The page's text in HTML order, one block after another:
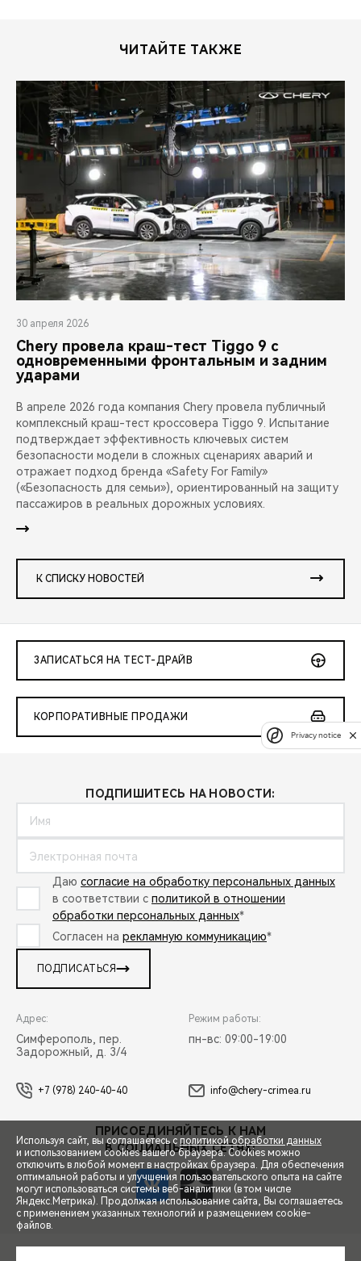
ЧИТАЙТЕ ТАКЖЕ
30 апреля 2026
Chery провела краш-тест Tiggo 9 с
одновременными фронтальным и задним
ударами
В апреле 2026 года компания Chery провела публичный
комплексный краш-тест кроссовера Tiggo 9. Испытание
подтверждает эффективность ключевых систем
безопасности модели в сложных сценариях аварий и
отражает подход бренда «Safety For Family»
(«Безопасность для семьи»), ориентированный на защиту
пассажиров в реальных дорожных условиях.
К СПИСКУ НОВОСТЕЙ
ЗАПИСАТЬСЯ НА ТЕСТ-ДРАЙВ
КОРПОРАТИВНЫЕ ПРОДАЖИ
ПОДПИШИТЕСЬ НА НОВОСТИ:
Даю согласие на обработку персональных данных
в соответствии с политикой в отношении
обработки персональных данных*
Согласен на рекламную коммуникацию*
ПОДПИСАТЬСЯ
Адрес:
Симферополь, пер.
Задорожный, д. 3/4
Режим работы:
пн-вс: 09:00-19:00
+7 (978) 240-40-40 info@chery-crimea.ru
ПРИСОЕДИНЯЙТЕСЬ К НАМ
В СОЦИАЛЬНЫХ СЕТЯХ:
Используя сайт, вы соглашаетесь с политикой обработки данных
и использованием cookies вашего браузера. Cookies можно
отключить в любой момент в настройках браузера. Для обеспечения
оптимальной работы и улучшения пользовательского опыта на сайте
могут использоваться системы веб-аналитики (в том числе
Яндекс.Метрика). Продолжая использование сайта, Вы соглашаетесь
с применением указанных технологий и размещением cookie-
файлов.
Privacy notice